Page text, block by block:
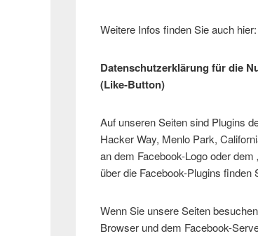
Weitere Infos finden Sie auch
Datenschutzerklärung für die
(Like-Button)
Auf unseren Seiten sind Plugins
Hacker Way, Menlo Park,
an dem Facebook-Logo oder dem
über die Facebook-Plugins finden
Wenn Sie unsere Seiten
Browser und dem Facebook-